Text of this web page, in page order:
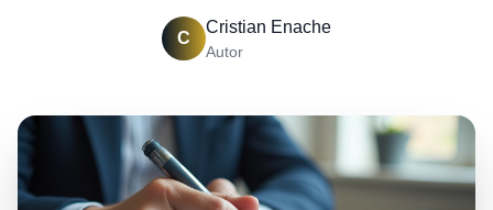
C
Cristian Enache
Autor